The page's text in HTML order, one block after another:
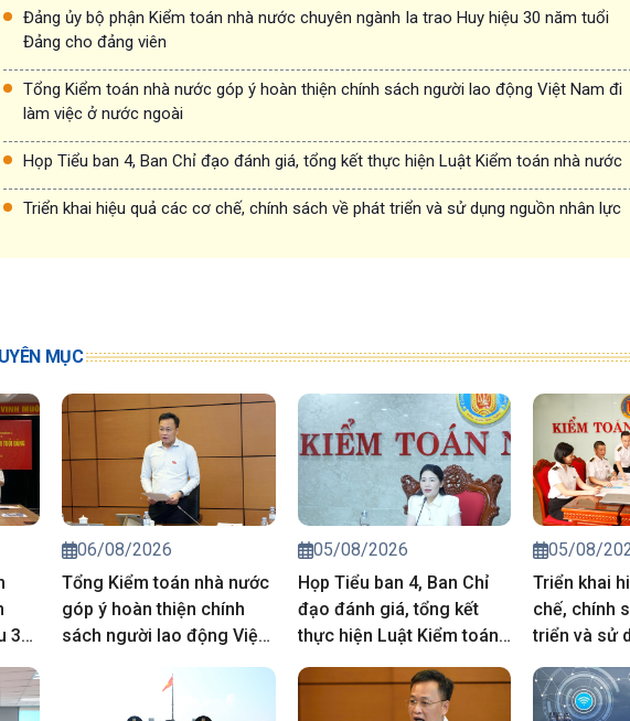
Đảng ủy bộ phận Kiểm toán nhà nước chuyên ngành Ia trao Huy hiệu 30 năm tuổi
Đảng cho đảng viên
Tổng Kiểm toán nhà nước góp ý hoàn thiện chính sách người lao động Việt Nam đi
làm việc ở nước ngoài
Họp Tiểu ban 4, Ban Chỉ đạo đánh giá, tổng kết thực hiện Luật Kiểm toán nhà nước
Triển khai hiệu quả các cơ chế, chính sách về phát triển và sử dụng nguồn nhân lực
MỤC
30
06/08/2026
Tổng Kiểm toán nhà nước
góp ý hoàn thiện chính
sách người lao động Việt
Nam đi làm việc ở nước
05/08/2026
Họp Tiểu ban 4, Ban Chỉ
đạo đánh giá, tổng kết
thực hiện Luật Kiểm toán
nhà nước
05/08/
Triển khai
chế, chính
triển và sử
nhân lực